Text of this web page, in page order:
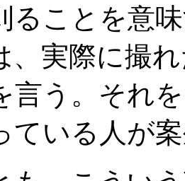
ることを意
、実際に撮
言う。それ
ている人が